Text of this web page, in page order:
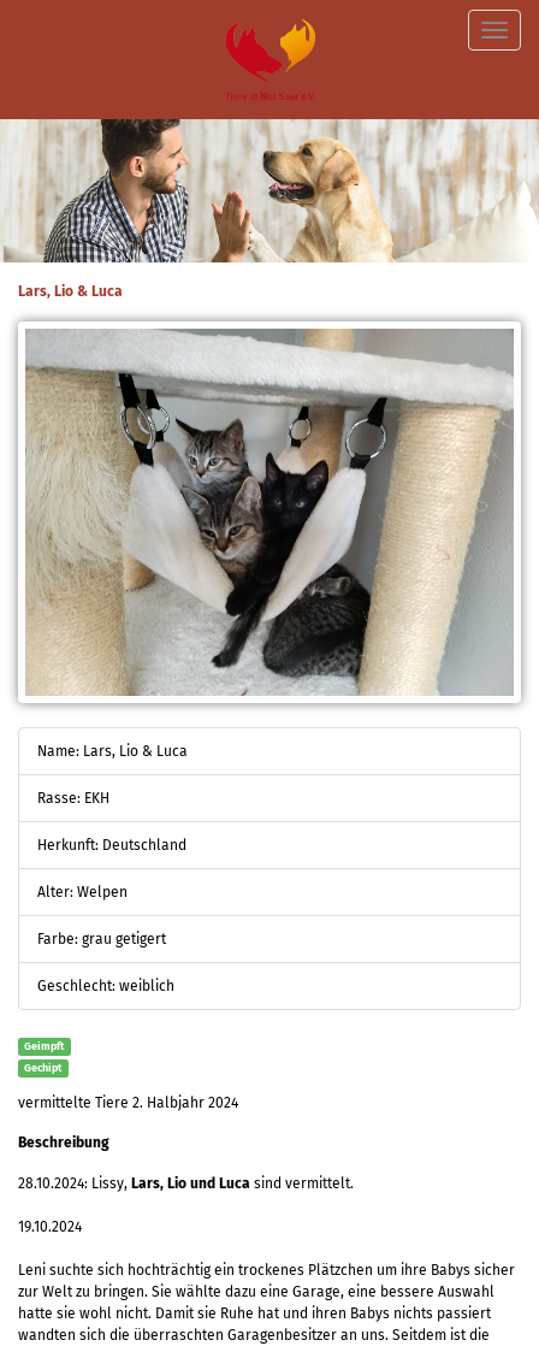
Toggle
Lars, Lio & Luca
Name: Lars, Lio & Luca
Rasse: EKH
Herkunft: Deutschland
Alter: Welpen
Farbe: grau getigert
Geschlecht: weiblich
Geimpft
Gechipt
vermittelte Tiere 2. Halbjahr 2024
Beschreibung
28.10.2024: Lissy, Lars, Lio und Luca sind vermittelt.
19.10.2024
Leni suchte sich hochträchtig ein trockenes Plätzchen um ihre Babys sicher
zur Welt zu bringen. Sie wählte dazu eine Garage, eine bessere Auswahl
hatte sie wohl nicht. Damit sie Ruhe hat und ihren Babys nichts passiert
wandten sich die überraschten Garagenbesitzer an uns. Seitdem ist die